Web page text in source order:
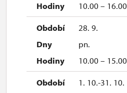
ndz.
10.00 – 15.00
sob.
10.00 – 15.00
10.00 – 16.00
28. 9.
pn.
10.00 – 15.00
1. 10.-31. 10.